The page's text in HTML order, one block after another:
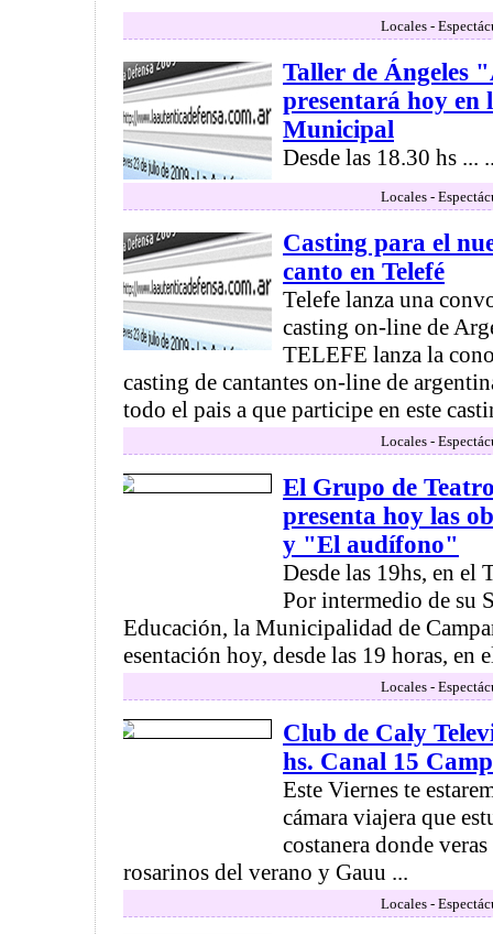
Locales -
Taller de Ángeles
presentará hoy en
Municipal
Desde las 18.30 hs ...
Locales -
Casting para el
canto en Telefé
Telefe lanza una
casting on-line de
TELEFE lanza la
casting de cantantes on-line de
todo el pais a que participe en este
Locales -
El Grupo de
presenta hoy las
y "El audífono"
Desde las 19hs, en el
Por intermedio de su
Educación, la Municipalidad de
esentación hoy, desde las 19 horas, en
Locales -
Club de Caly
hs. Canal 15
Este Viernes te
cámara viajera que
costanera donde
rosarinos del verano y Gauu ...
Locales -